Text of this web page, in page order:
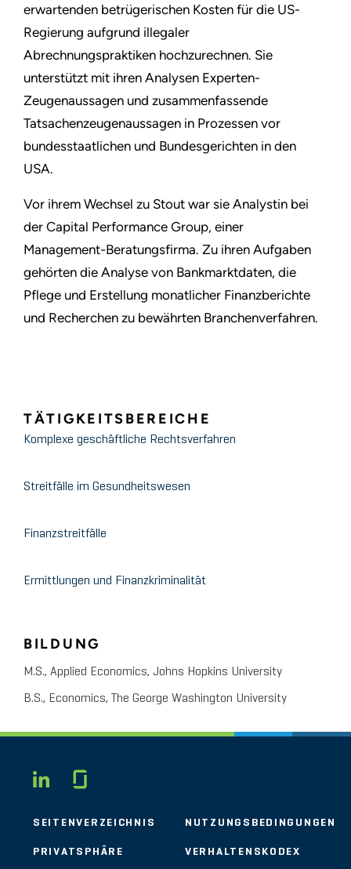
erwartenden betrügerischen Kosten für die US-
Regierung aufgrund illegaler
Abrechnungspraktiken hochzurechnen. Sie
unterstützt mit ihren Analysen Experten-
Zeugenaussagen und zusammenfassende
Tatsachenzeugenaussagen in Prozessen vor
bundesstaatlichen und Bundesgerichten in den
USA.
Vor ihrem Wechsel zu Stout war sie Analystin bei
der Capital Performance Group, einer
Management-Beratungsfirma. Zu ihren Aufgaben
gehörten die Analyse von Bankmarktdaten, die
Pflege und Erstellung monatlicher Finanzberichte
und Recherchen zu bewährten Branchenverfahren.
TÄTIGKEITSBEREICHE
Komplexe geschäftliche Rechtsverfahren
Streitfälle im Gesundheitswesen
Finanzstreitfälle
Ermittlungen und Finanzkriminalität
BILDUNG
M.S., Applied Economics, Johns Hopkins University
B.S., Economics, The George Washington University
LINKEDIN
SEITENVERZEICHNIS NUTZUNGSBEDINGUNGEN
PRIVATSPHÄRE VERHALTENSKODEX